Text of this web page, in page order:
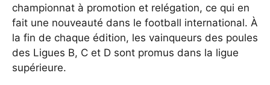
championnat à promotion et relégation, ce qui en
fait une nouveauté dans le football international. À
la fin de chaque édition, les vainqueurs des poules
des Ligues B, C et D sont promus dans la ligue
supérieure.